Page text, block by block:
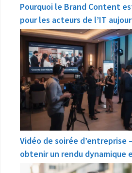
Pourquoi le Brand Content
pour les acteurs de l’IT
Vidéo de soirée d’entreprise
obtenir un rendu dynamique